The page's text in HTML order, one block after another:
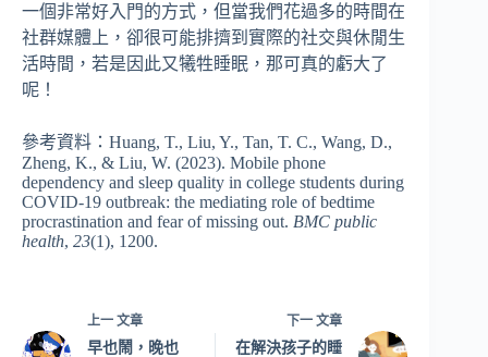
一個非常好入門的方式，但當我們花過多的時間在
社群媒體上，卻很可能排擠到實際的社交與休閒生
活時間，若是因此又犧牲睡眠，那可真的虧大了
呢！
參考資料：Huang, T., Liu, Y., Tan, T. C., Wang, D.,
Zheng, K., & Liu, W. (2023). Mobile phone
dependency and sleep quality in college students during
COVID-19 outbreak: the mediating role of bedtime
procrastination and fear of missing out. BMC public
health, 23(1), 1200.
上一 文章
早也鬧，晚也
下一文章
在解決孩子的睡